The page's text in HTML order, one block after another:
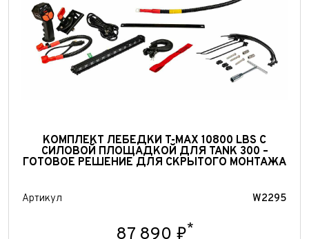
КОМПЛЕКТ ЛЕБЕДКИ T-MAX 10800 LBS С
СИЛОВОЙ ПЛОЩАДКОЙ ДЛЯ TANK 300 –
ГОТОВОЕ РЕШЕНИЕ ДЛЯ СКРЫТОГО МОНТАЖА
Артикул W2295
*
Обратная связь
Выкуп авто
Заявка на оценку